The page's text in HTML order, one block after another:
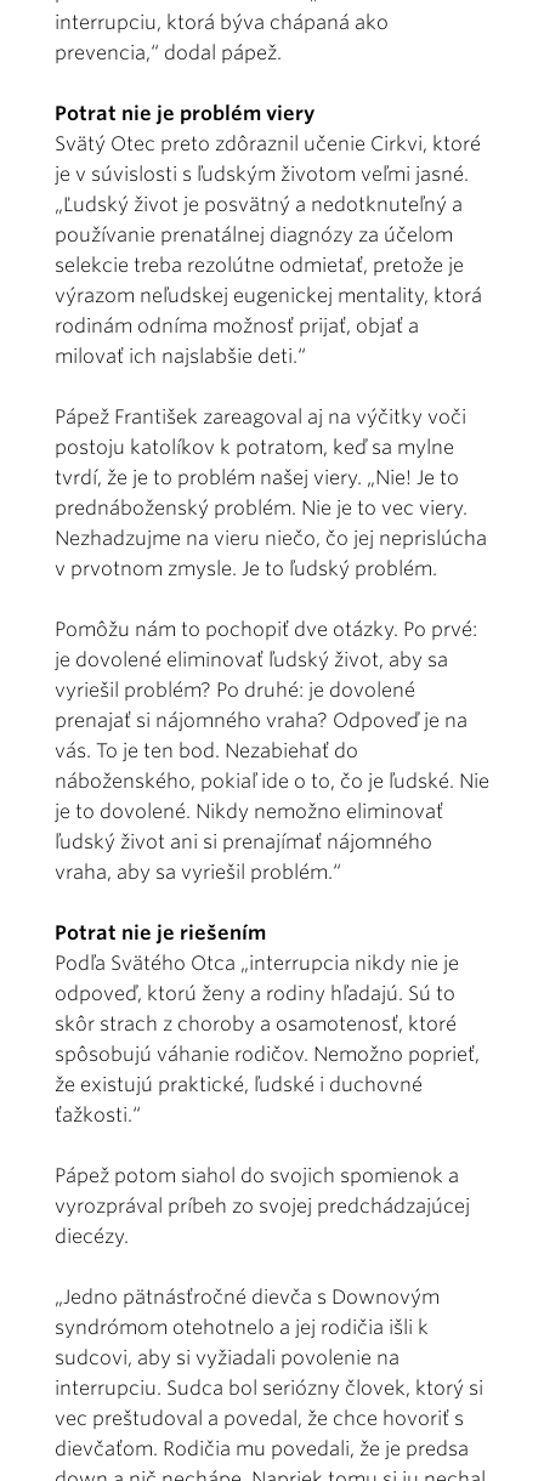
interrupciu, ktorá býva chápaná ako
prevencia,“ dodal pápež.
Potrat nie je problém viery
Svätý Otec preto zdôraznil učenie Cirkvi, ktoré
je v súvislosti s ľudským životom veľmi jasné.
„Ľudský život je posvätný a nedotknuteľný a
používanie prenatálnej diagnózy za účelom
selekcie treba rezolútne odmietať, pretože je
výrazom neľudskej eugenickej mentality, ktorá
rodinám odníma možnosť prijať, objať a
milovať ich najslabšie deti.“
Pápež František zareagoval aj na výčitky voči
postoju katolíkov k potratom, keď sa mylne
tvrdí, že je to problém našej viery. „Nie! Je to
prednáboženský problém. Nie je to vec viery.
Nezhadzujme na vieru niečo, čo jej neprislúcha
v prvotnom zmysle. Je to ľudský problém.
Pomôžu nám to pochopiť dve otázky. Po prvé:
je dovolené eliminovať ľudský život, aby sa
vyriešil problém? Po druhé: je dovolené
prenajať si nájomného vraha? Odpoveď je na
vás. To je ten bod. Nezabiehať do
náboženského, pokiaľ ide o to, čo je ľudské. Nie
je to dovolené. Nikdy nemožno eliminovať
ľudský život ani si prenajímať nájomného
vraha, aby sa vyriešil problém.“
Potrat nie je riešením
Podľa Svätého Otca „interrupcia nikdy nie je
odpoveď, ktorú ženy a rodiny hľadajú. Sú to
skôr strach z choroby a osamotenosť, ktoré
spôsobujú váhanie rodičov. Nemožno poprieť,
že existujú praktické, ľudské i duchovné
ťažkosti.“
Pápež potom siahol do svojich spomienok a
vyrozprával príbeh zo svojej predchádzajúcej
diecézy.
„Jedno pätnásťročné dievča s Downovým
syndrómom otehotnelo a jej rodičia išli k
sudcovi, aby si vyžiadali povolenie na
interrupciu. Sudca bol seriózny človek, ktorý si
vec preštudoval a povedal, že chce hovoriť s
dievčaťom. Rodičia mu povedali, že je predsa